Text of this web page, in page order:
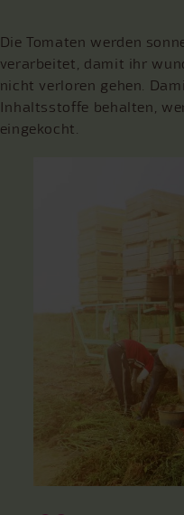
Die Tomaten werden
verarbeitet, damit ihr
nicht verloren gehen.
Inhaltsstoffe behalten,
eingekocht.